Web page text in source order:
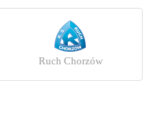
Ruch Chorzów